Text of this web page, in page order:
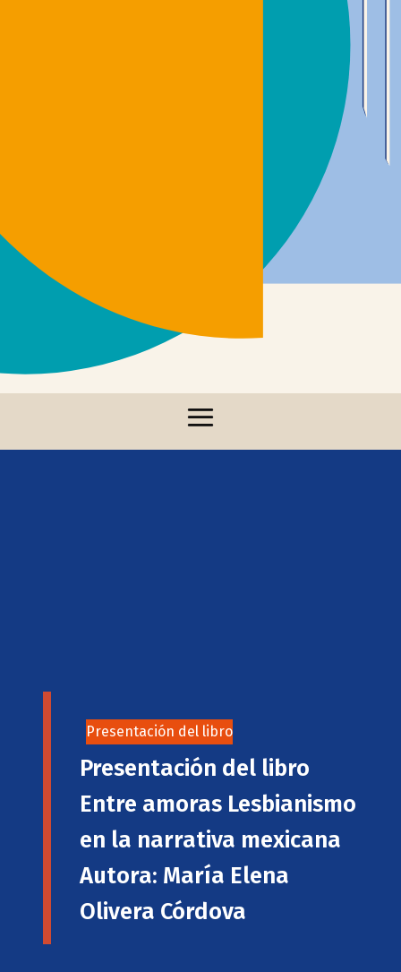
Presentación del libro
Presentación del libro
Entre amoras Lesbianismo
en la narrativa mexicana
Autora: María Elena
Olivera Córdova